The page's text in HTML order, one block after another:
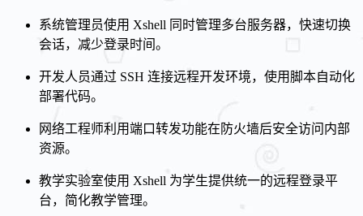
系统管理员使用 Xshell 同时管理多台服务器，快速切换
会话，减少登录时间。
开发人员通过 SSH 连接远程开发环境，使用脚本自动化
部署代码。
网络工程师利用端口转发功能在防火墙后安全访问内部
资源。
教学实验室使用 Xshell 为学生提供统一的远程登录平
台，简化教学管理。